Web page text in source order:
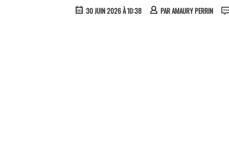
30 JUIN 2026 À 10:38 PARAMAURY PERRIN